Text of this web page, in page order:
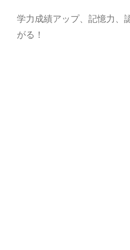
学力成績アップ、記憶力、
がる！